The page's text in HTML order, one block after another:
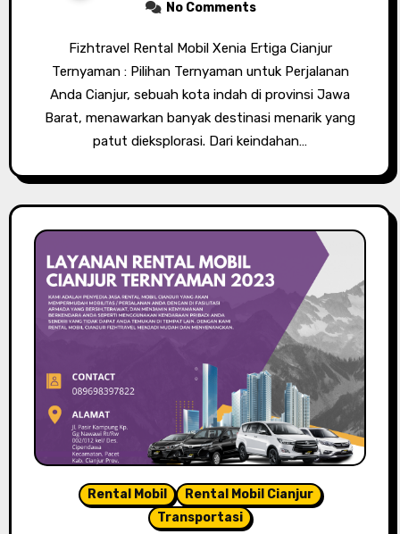
No Comments
Fizhtravel Rental Mobil Xenia Ertiga Cianjur
Ternyaman : Pilihan Ternyaman untuk Perjalanan
Anda Cianjur, sebuah kota indah di provinsi Jawa
Barat, menawarkan banyak destinasi menarik yang
patut dieksplorasi. Dari keindahan…
Rental Mobil
Rental Mobil Cianjur
Transportasi